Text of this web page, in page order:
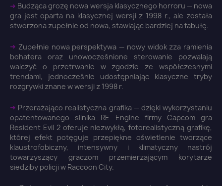
➜ Budząca grozę nowa wersja klasycznego horroru — nowa
gra jest oparta na klasycznej wersji z 1998 r., ale została
stworzona zupełnie od nowa, stawiając bardziej na fabułę.
➜ Zupełnie nowa perspektywa — nowy widok zza ramienia
bohatera oraz unowocześnione sterowanie pozwalają
walczyć o przetrwanie w zgodzie ze współczesnymi
trendami, jednocześnie udostępniając klasyczne tryby
rozgrywki znane w wersji z 1998 r.
➜ Przerażająco realistyczna grafika — dzięki wykorzystaniu
opatentowanego silnika RE Engine firmy Capcom gra
Resident Evil 2 oferuje niezwykłą, fotorealistyczną grafikę,
której efekt potęguje przepiękne oświetlenie tworzące
klaustrofobiczny, intensywny i klimatyczny nastrój
towarzyszący graczom przemierzającym korytarze
siedziby policji w Raccoon City.